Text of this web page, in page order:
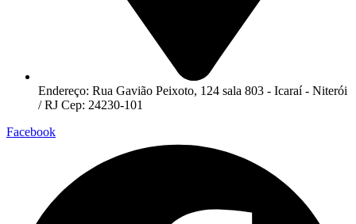
Endereço: Rua Gavião Peixoto, 124 sala 803 - Icaraí - Niterói
/ RJ Cep: 24230-101
Facebook